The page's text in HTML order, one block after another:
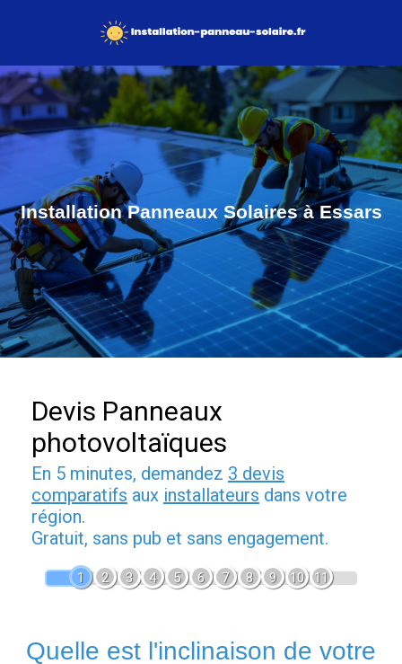
Installation Panneaux Solaires à Essars
Devis Panneaux
photovoltaïques
En 5 minutes, demandez 3 devis
comparatifs aux installateurs dans votre
région.
Gratuit, sans pub et sans engagement.
1 2 3 4 5 6 7 8 9 10 11
Quelle est l'inclinaison de votre